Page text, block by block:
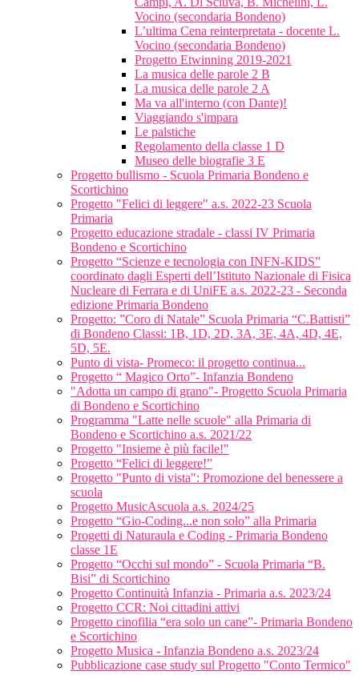
Vocino (secondaria Bondeno)
L’ultima Cena reinterpretata - docente L.
Vocino (secondaria Bondeno)
Progetto Etwinning 2019-2021
La musica delle parole 2 B
La musica delle parole 2 A
Ma va all'interno (con Dante)!
Viaggiando s'impara
Le palstiche
Regolamento della classe 1 D
Museo delle biografie 3 E
Progetto bullismo - Scuola Primaria Bondeno e
Scortichino
Progetto "Felici di leggere" a.s. 2022-23 Scuola
Primaria
Progetto educazione stradale - classi IV Primaria
Bondeno e Scortichino
Progetto “Scienze e tecnologia con INFN-KIDS”
coordinato dagli Esperti dell’Istituto Nazionale di Fisica
Nucleare di Ferrara e di UniFE a.s. 2022-23 - Seconda
edizione Primaria Bondeno
Progetto: ”Coro di Natale” Scuola Primaria “C.Battisti”
di Bondeno Classi: 1B, 1D, 2D, 3A, 3E, 4A, 4D, 4E,
5D, 5E.
Punto di vista- Promeco: il progetto continua...
Progetto “ Magico Orto”- Infanzia Bondeno
"Adotta un campo di grano"- Progetto Scuola Primaria
di Bondeno e Scortichino
Programma "Latte nelle scuole" alla Primaria di
Bondeno e Scortichino a.s. 2021/22
Progetto "Insieme è più facile!"
Progetto “Felici di leggere!”
Progetto "Punto di vista": Promozione del benessere a
scuola
Progetto MusicAscuola a.s. 2024/25
Progetto “Gio-Coding...e non solo” alla Primaria
Progetti di Naturaula e Coding - Primaria Bondeno
classe 1E
Progetto “Occhi sul mondo” - Scuola Primaria “B.
Bisi” di Scortichino
Progetto Continuità Infanzia - Primaria a.s. 2023/24
Progetto CCR: Noi cittadini attivi
Progetto cinofilia “era solo un cane”- Primaria Bondeno
e Scortichino
Progetto Musica - Infanzia Bondeno a.s. 2023/24
Pubblicazione case study sul Progetto "Conto Termico"